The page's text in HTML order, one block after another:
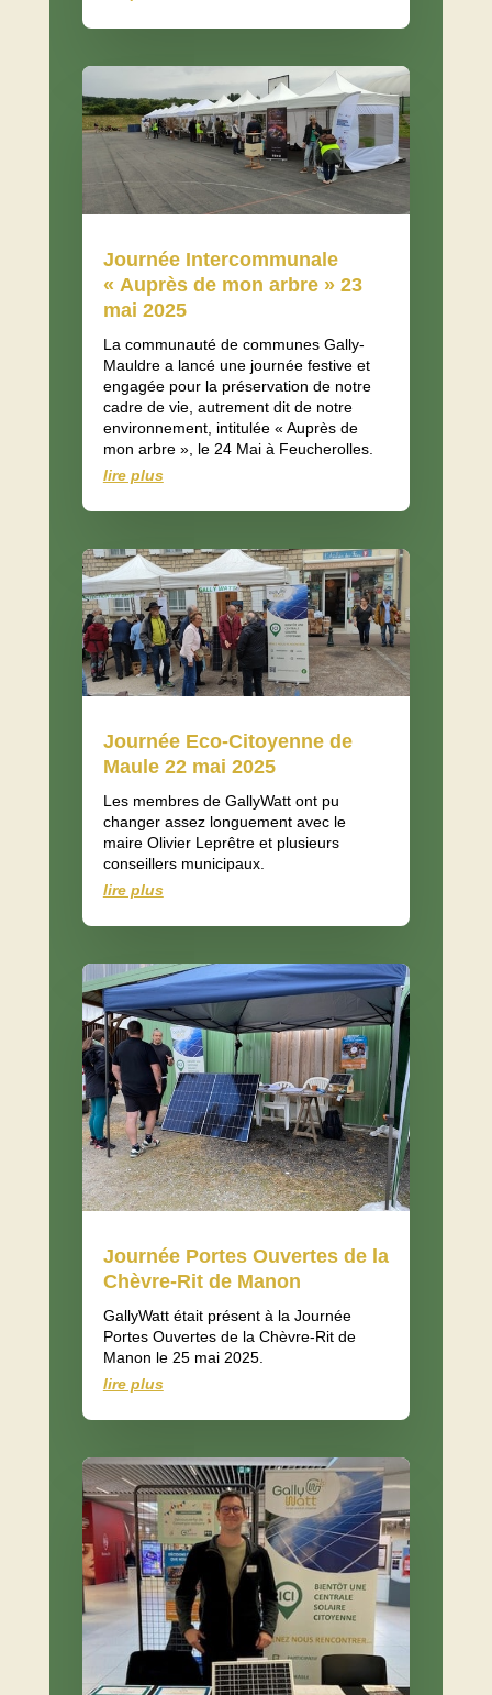
Journée Intercommunale
« Auprès de mon arbre » 23
mai 2025
La communauté de communes Gally-
Mauldre a lancé une journée festive et
engagée pour la préservation de notre
cadre de vie, autrement dit de notre
environnement, intitulée « Auprès de
mon arbre », le 24 Mai à Feucherolles.
lire plus
Journée Eco-Citoyenne de
Maule 22 mai 2025
Les membres de GallyWatt ont pu
changer assez longuement avec le
maire Olivier Leprêtre et plusieurs
conseillers municipaux.
lire plus
Journée Portes Ouvertes de la
Chèvre-Rit de Manon
GallyWatt était présent à la Journée
Portes Ouvertes de la Chèvre-Rit de
Manon le 25 mai 2025.
lire plus